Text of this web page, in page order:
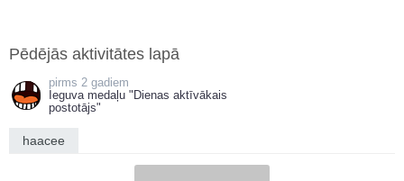
Pēdējās aktivitātes lapā
2 gadiem
Ieguva medaļu "Dienas aktīvākais
postotājs"
haacee